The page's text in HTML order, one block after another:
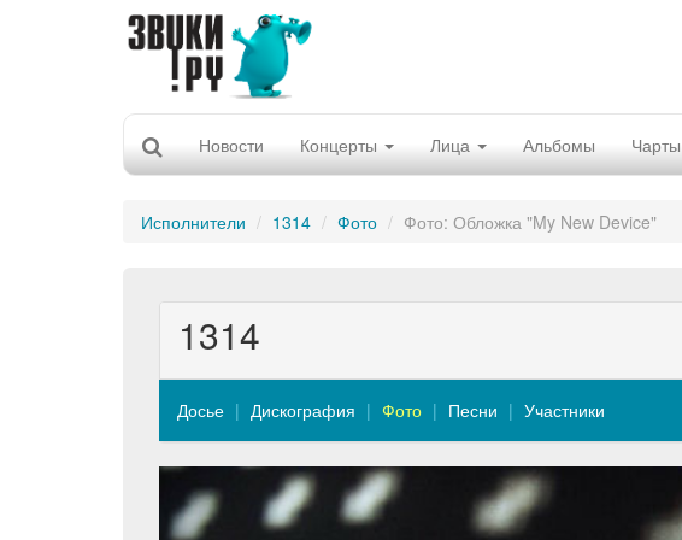
Новости Концерты Лица Альбомы Чарты
Исполнители 1314 Фото Фото: Обложка "My New Device"
1314
Досье Дискография Фото Песни Участники
Previous